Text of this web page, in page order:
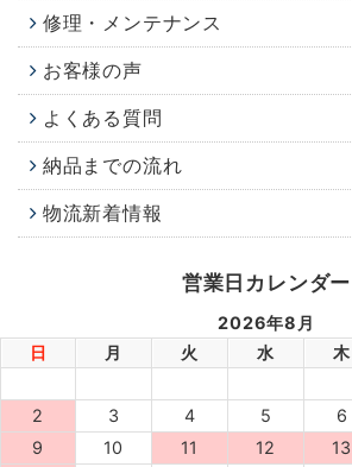
修理・メンテナンス
お客様の声
よくある質問
納品までの流れ
物流新着情報
営業日カレンダー
2026年8月
日
月 火 水 木
2
3 4 5 6
9
10 11 12 13